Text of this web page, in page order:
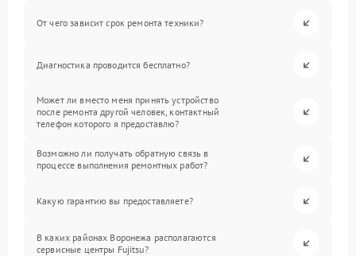
От чего зависит срок ремонта техники?
Диагностика проводится бесплатно?
Может ли вместо меня принять устройство
после ремонта другой человек, контактный
телефон которого я предоставлю?
Возможно ли получать обратную связь в
процессе выполнения ремонтных работ?
Какую гарантию вы предоставляете?
В каких районах Воронежа располагаются
сервисные центры Fujitsu?